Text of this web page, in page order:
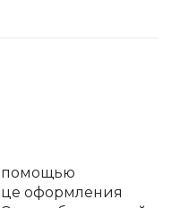
помощью
оформления